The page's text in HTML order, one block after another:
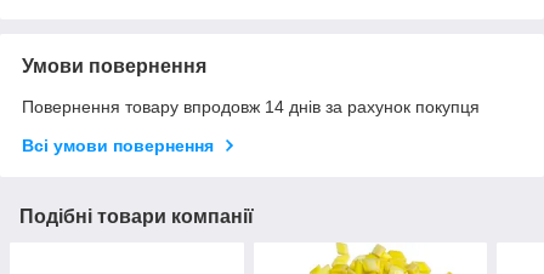
Умови повернення
Повернення товару впродовж 14 днів за рахунок покупця
Всі умови повернення
Подібні товари компанії